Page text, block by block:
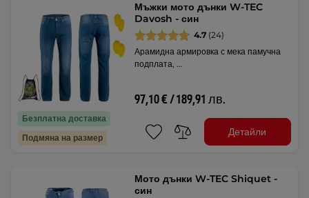
Безплатна доставка
Подмяна на размер
Мъжки мото дънки W-TEC
Davosh - син
4.7 (24)
Арамидна армировка с мека памучна
подплата, …
97,10 € / 189,91 лв.
Детайли
Мото дънки W-TEC Shiquet -
син